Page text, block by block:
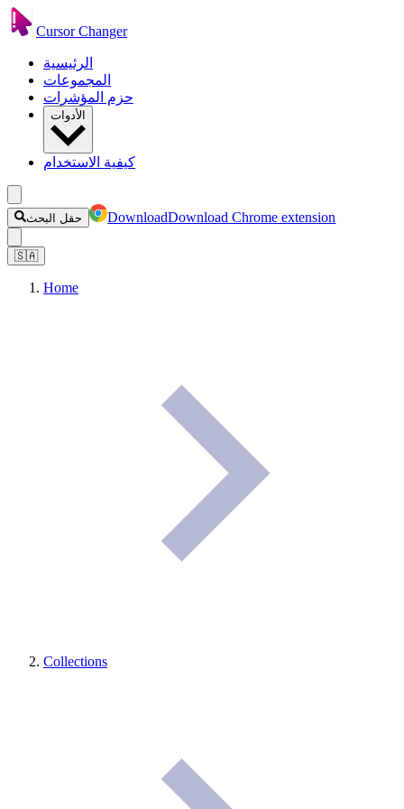
Cursor Changer
الرئيسية
المجموعات
حزم المؤشرات
الأدوات
كيفية الاستخدام
حقل البحث DownloadDownload Chrome extension
🇸🇦
Home
Collections